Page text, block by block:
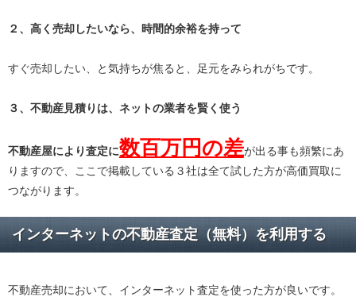
２、高く売却したいなら、時間的余裕を持って
すぐ売却したい、と気持ちが焦ると、足元をみられがちです。
３、不動産見積りは、ネットの業者を賢く使う
不動産屋により査定に数百万円の差が出る事も頻繁にあ
りますので、ここで掲載している３社は全て試した方が高価買取に
つながります。
インターネットの不動産査定（無料）を利用する
不動産売却において、インターネット査定を使った方が良いです。